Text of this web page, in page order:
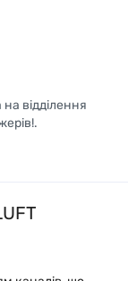
відділення